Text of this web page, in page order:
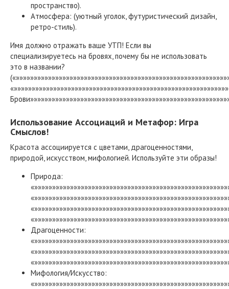
пространство).
Атмосфера: (уютный уголок, футуристический дизайн,
ретро-стиль).
Имя должно отражать ваше УТП! Если вы
специализируетесь на бровях, почему бы не использовать
это в названии?
Использование Ассоциаций и Метафор: Игра
Смыслов!
Красота ассоциируется с цветами, драгоценностями,
природой, искусством, мифологией. Используйте эти образы!
Природа:
Драгоценности:
Мифология/Искусство: